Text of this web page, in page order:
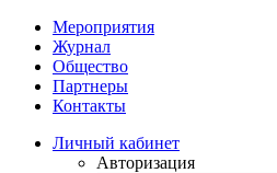
Мероприятия
Журнал
Общество
Партнеры
Контакты
Личный кабинет
Авторизация